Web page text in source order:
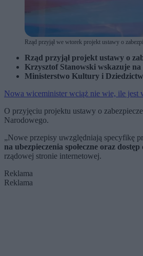
Rząd przyjął we wtorek projekt ustawy o
Rząd przyjął projekt ustawy o
Krzysztof Stanowski wskazuje na
Ministerstwo Kultury i
Nowa wiceminister wciąż nie wie, ile jest
O przyjęciu projektu ustawy o
Narodowego.
„Nowe przepisy uwzględniają specyfikę
na ubezpieczenia społeczne oraz
rządowej stronie internetowej.
Reklama
Reklama